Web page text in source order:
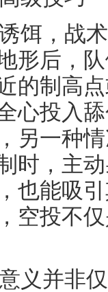
饵，战
形后，
的制高
心投入
另一种
时，主
也能吸
空投不
义并非